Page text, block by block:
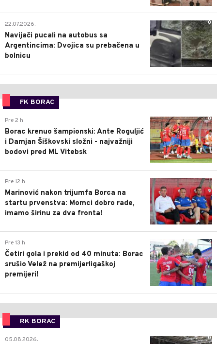
0
22.07.2026.
Navijači pucali na autobus sa
Argentincima: Dvojica su prebačena u
bolnicu
FK BORAC
0
Pre 2 h
Borac krenuo šampionski: Ante Roguljić
i Damjan Šiškovski složni - najvažniji
bodovi pred ML Vitebsk
1
Pre 12 h
Marinović nakon trijumfa Borca na
startu prvenstva: Momci dobro rade,
imamo širinu za dva fronta!
3
Pre 13 h
Četiri gola i prekid od 40 minuta: Borac
srušio Velež na premijerligaškoj
premijeri!
RK BORAC
0
05.08.2026.